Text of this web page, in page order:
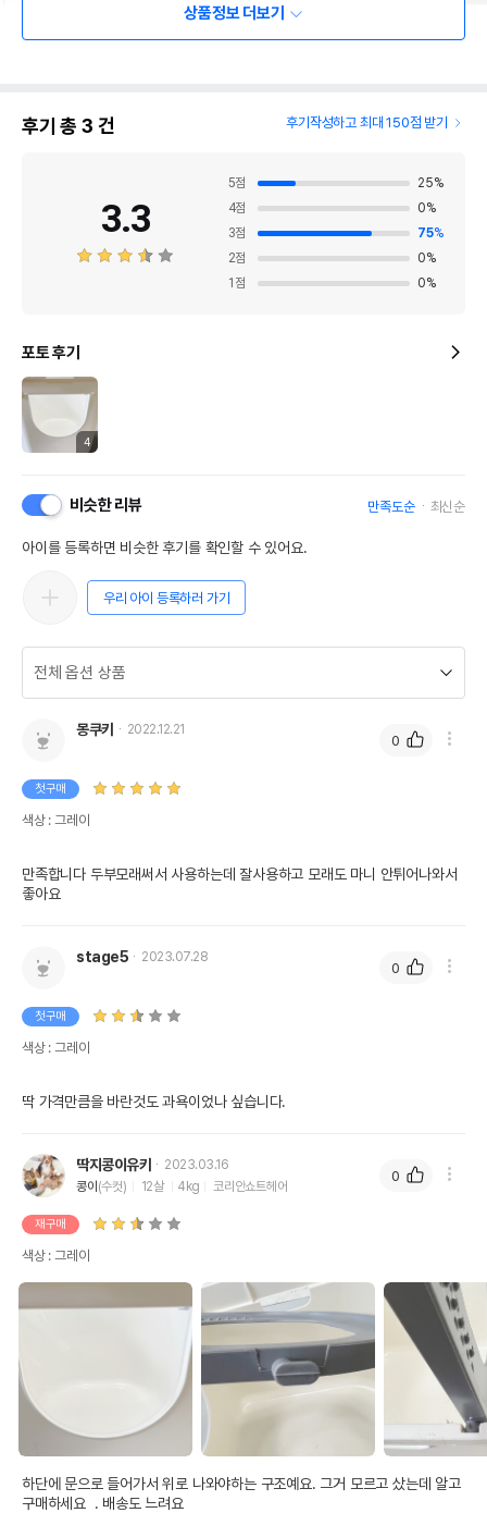
상품정보 더보기
후기 총 3 건 후기작성하고 최대 150점 받기
3.3
5점 25%
4점 0%
3점 75%
2점 0%
1 점 0%
포토 후기
4
비슷한 리뷰 만족도순 최신순
아이를 등록하면 비슷한 후기를 확인할 수 있어요.
우리 아이 등록하러 가기
몽쿠키 2022.12.21
첫구매
색상 : 그레이
만족합니다 두부모래써서 사용하는데 잘사용하고 모래도 마니 안튀어나와서
좋아요
0
stage5 2023.07.28
첫구매
색상 : 그레이
딱 가격만큼을 바란것도 과욕이었나 싶습니다.
0
딱지콩이유키
2023.03.16
콩이 (수컷) 12살 4kg 코리안쇼트헤어
재구매
색상 : 그레이
하단에 문으로 들어가서 위로 나와야하는 구조예요. 그거 모르고 샀는데 알고
구매하세요  . 배송도 느려요
0